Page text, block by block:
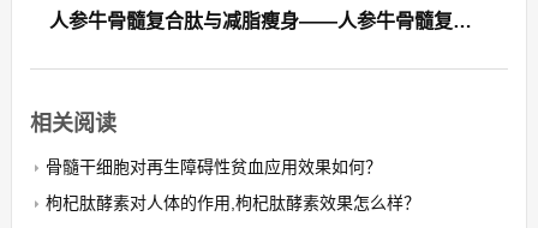
人参牛骨髓复合肽与减脂瘦身——人参牛骨髓复合肽品牌排名
相关阅读
骨髓干细胞对再生障碍性贫血应用效果如何？
枸杞肽酵素对人体的作用,枸杞肽酵素效果怎么样？